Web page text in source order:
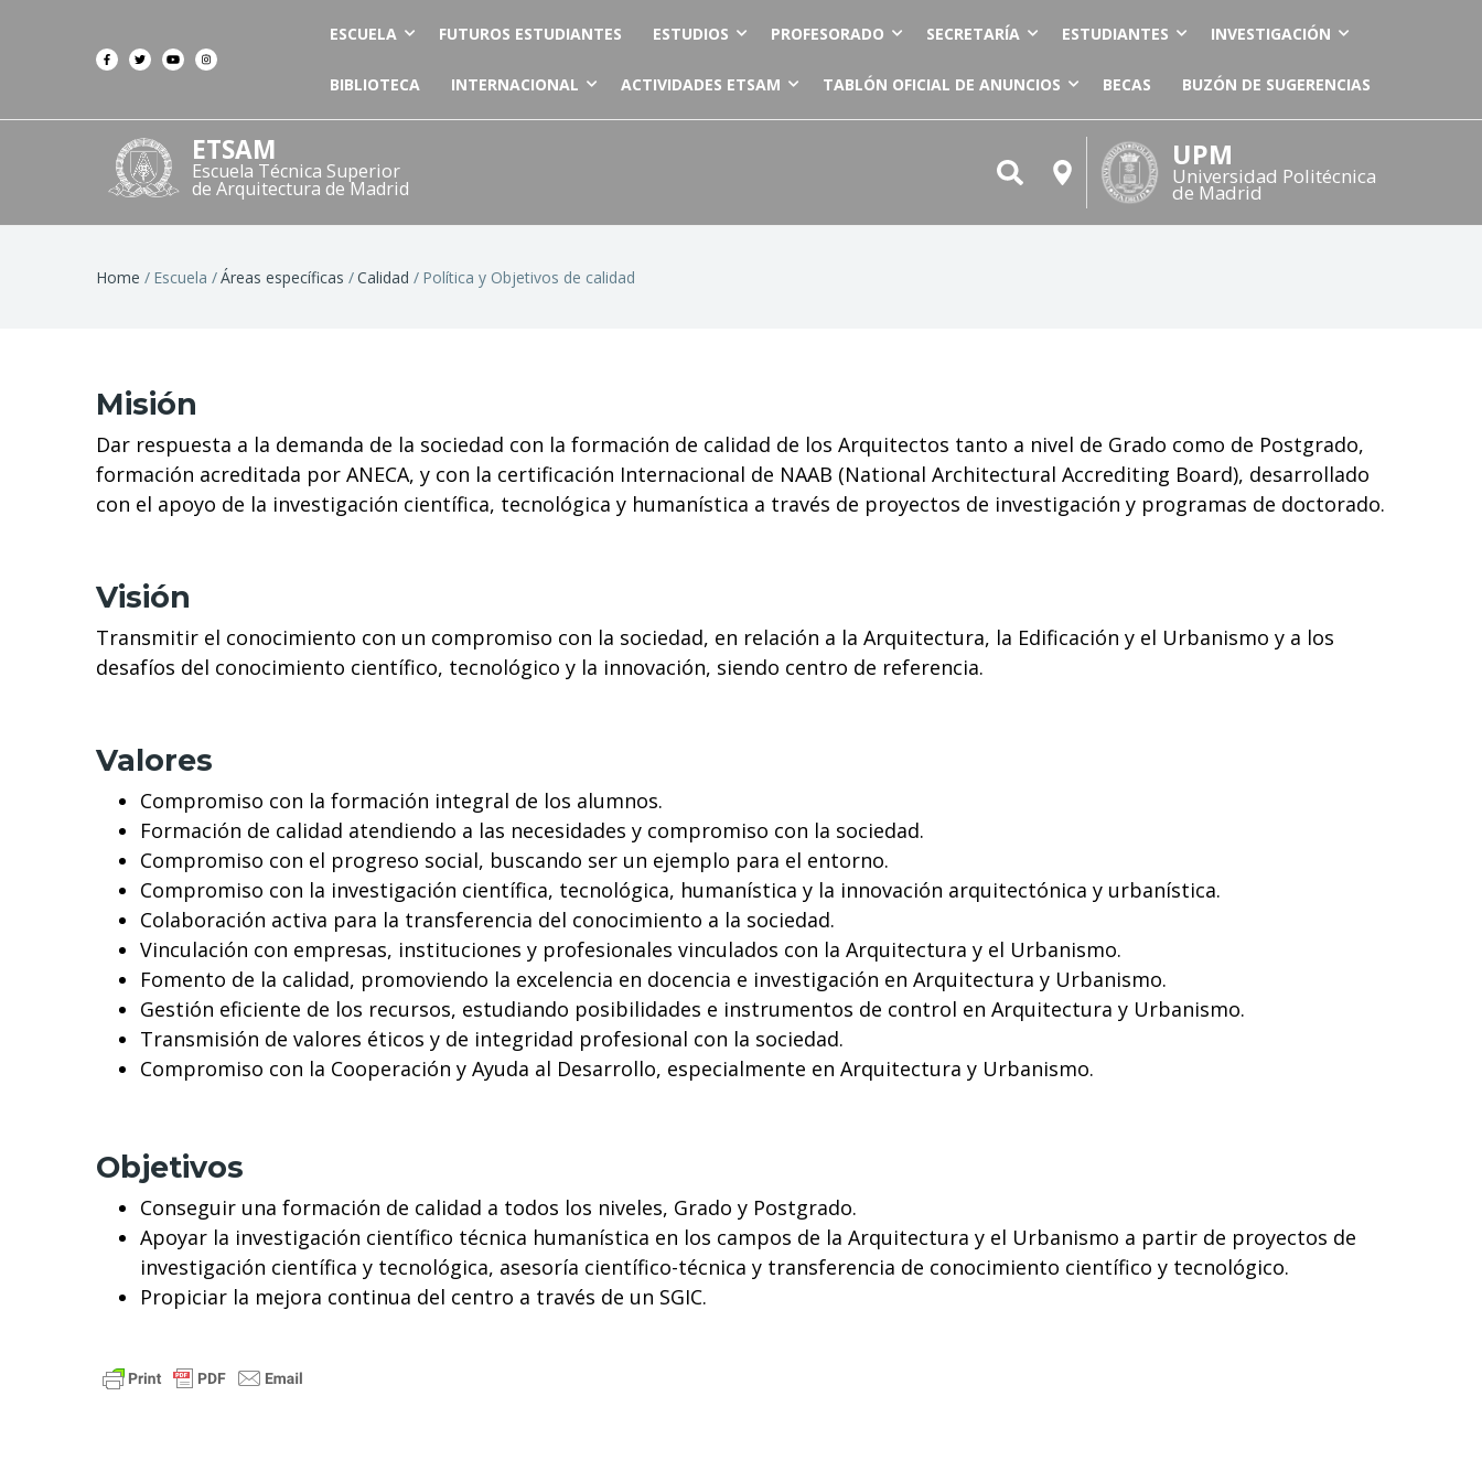
ESCUELA FUTUROS ESTUDIANTES ESTUDIOS PROFESORADO SECRETARÍA ESTUDIANTES INVESTIGACIÓN
BIBLIOTECA INTERNACIONAL ACTIVIDADES ETSAM TABLÓN OFICIAL DE ANUNCIOS BECAS BUZÓN DE SUGERENCIAS
ETSAM
Escuela Técnica Superior
de Arquitectura de Madrid
UPM
Universidad Politécnica
de Madrid
Breadcrumb
Home Escuela Áreas específicas Calidad Política y Objetivos de calidad
Misión
Dar respuesta a la demanda de la sociedad con la formación de calidad de los Arquitectos tanto a nivel de Grado como de Postgrado,
formación acreditada por ANECA, y con la certificación Internacional de NAAB (National Architectural Accrediting Board), desarrollado
con el apoyo de la investigación científica, tecnológica y humanística a través de proyectos de investigación y programas de doctorado.
Visión
Transmitir el conocimiento con un compromiso con la sociedad, en relación a la Arquitectura, la Edificación y el Urbanismo y a los
desafíos del conocimiento científico, tecnológico y la innovación, siendo centro de referencia.
Valores
Compromiso con la formación integral de los alumnos.
Formación de calidad atendiendo a las necesidades y compromiso con la sociedad.
Compromiso con el progreso social, buscando ser un ejemplo para el entorno.
Compromiso con la investigación científica, tecnológica, humanística y la innovación arquitectónica y urbanística.
Colaboración activa para la transferencia del conocimiento a la sociedad.
Vinculación con empresas, instituciones y profesionales vinculados con la Arquitectura y el Urbanismo.
Fomento de la calidad, promoviendo la excelencia en docencia e investigación en Arquitectura y Urbanismo.
Gestión eficiente de los recursos, estudiando posibilidades e instrumentos de control en Arquitectura y Urbanismo.
Transmisión de valores éticos y de integridad profesional con la sociedad.
Compromiso con la Cooperación y Ayuda al Desarrollo, especialmente en Arquitectura y Urbanismo.
Objetivos
Conseguir una formación de calidad a todos los niveles, Grado y Postgrado.
Apoyar la investigación científico técnica humanística en los campos de la Arquitectura y el Urbanismo a partir de proyectos de
investigación científica y tecnológica, asesoría científico-técnica y transferencia de conocimiento científico y tecnológico.
Propiciar la mejora continua del centro a través de un SGIC.